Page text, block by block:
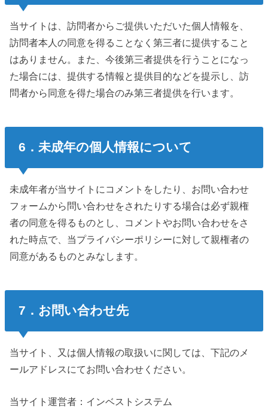
当サイトは、訪問者からご提供いただいた個人情報を、
訪問者本人の同意を得ることなく第三者に提供すること
はありません。また、今後第三者提供を行うことになっ
た場合には、提供する情報と提供目的などを提示し、訪
問者から同意を得た場合のみ第三者提供を行います。
6．未成年の個人情報について
未成年者が当サイトにコメントをしたり、お問い合わせ
フォームから問い合わせをされたりする場合は必ず親権
者の同意を得るものとし、コメントやお問い合わせをさ
れた時点で、当プライバシーポリシーに対して親権者の
同意があるものとみなします。
7．お問い合わせ先
当サイト、又は個人情報の取扱いに関しては、下記のメ
ールアドレスにてお問い合わせください。
当サイト運営者：インベストシステム